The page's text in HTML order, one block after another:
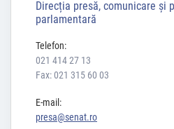
Direcția presă, comunicare și
parlamentară
Telefon:
021 414 27 13
Fax: 021 315 60 03
E-mail:
presa@senat.ro